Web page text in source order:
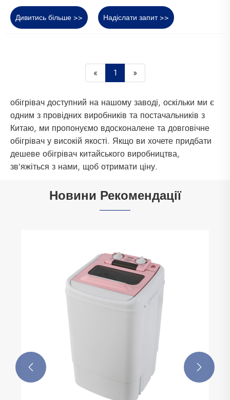
Дивитись більше >> Надіслати запит >>
« 1 »
обігрівач доступний на нашому заводі, оскільки ми є
одним з провідних виробників та постачальників з
Китаю, ми пропонуємо вдосконалене та довговічне
обігрівач у високій якості. Якщо ви хочете придбати
дешеве обігрівач китайського виробництва,
зв’яжіться з нами, щоб отримати ціну.
Новини Рекомендації
 